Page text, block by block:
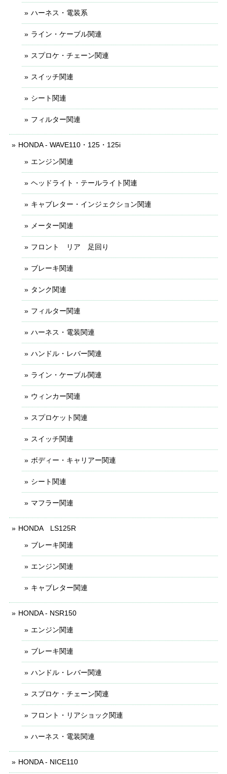
ハーネス・電装系
ライン・ケーブル関連
スプロケ・チェーン関連
スイッチ関連
シート関連
フィルター関連
HONDA - WAVE110・125・125i
エンジン関連
ヘッドライト・テールライト関連
キャブレター・インジェクション関連
メーター関連
フロント リア 足回り
ブレーキ関連
タンク関連
フィルター関連
ハーネス・電装関連
ハンドル・レバー関連
ライン・ケーブル関連
ウィンカー関連
スプロケット関連
スイッチ関連
ボディー・キャリアー関連
シート関連
マフラー関連
HONDA LS125R
ブレーキ関連
エンジン関連
キャブレター関連
HONDA - NSR150
エンジン関連
ブレーキ関連
ハンドル・レバー関連
スプロケ・チェーン関連
フロント・リアショック関連
ハーネス・電装関連
HONDA - NICE110